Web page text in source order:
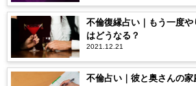
不倫復縁占い｜もう一度
はどうなる？
2021.12.21
不倫占い｜彼と奥さんの